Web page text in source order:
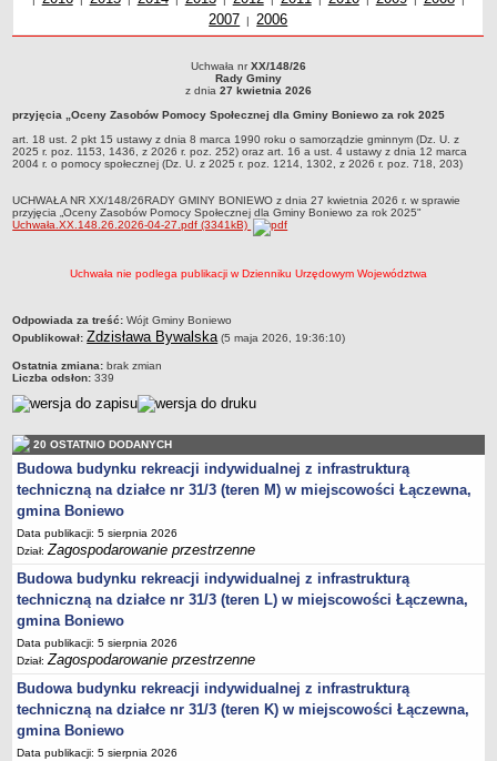
Plan ogólny Gminy Boniewo
Miejscowy Plan Zagospodarowania Przestrzennego wybranych
System Informacji Przestrzennej e-mapa
ponowne wykorzystywanie
Punkt potwierdzania profilu zaufanego
Infromacje w zakresie preferencyjnego paliwa stałego
ocena jakości wody
WŁADZE I STRUKTURA
Rada gminy
Urząd gminy
Wójt
Jednostki organizacyjne
jednostki pomocnicze /sołectwa Gminy Boniewo/
Gminne Instytucje Kultury
Nabór pracowników na stanowiska pracy
Deklaracja dostępności strony internetowej Urzędu Gminy Boniewo
RODO
REJESTRY
Rejestry i ewidencje
Rejestr działalności regulowanej
Ewidencja udzielonych i cofniętych zezwoleń na prowadzenie
2007 | Uchwały z roku
2006
Uchwała nr XX/148/26Rady Gminyz dnia 27 kwietnia 2026przyjęcia „Oceny
Zasobów Pomocy Społecznej dla Gminy Boniewo za rok 2025 art. 18 ust. 2 pkt 15
1153, 1436, z 2026 r. poz. 252) oraz art. 16 a ust. 4 ustawy z dnia 12 marca 2004 r. o
Uchwała nrXX/148/26
Rady Gminy
z dnia 27 kwietnia 2026
przyjęcia „Oceny Zasobów Pomocy Społecznej dla Gminy Boniewo za rok 2025
art. 18 ust. 2 pkt 15 ustawy z dnia 8 marca 1990 roku o samorządzie gminnym (Dz. U. z
2025 r. poz. 1153, 1436, z 2026 r. poz. 252) oraz art. 16 a ust. 4 ustawy z dnia 12 marca
2004 r. o pomocy społecznej (Dz. U. z 2025 r. poz. 1214, 1302, z 2026 r. poz. 718, 203)
UCHWAŁA NR XX/148/26RADY GMINY BONIEWO z dnia 27 kwietnia 2026 r. w sprawie
przyjęcia „Oceny Zasobów Pomocy Społecznej dla Gminy Boniewo za rok 2025"
Uchwała.XX.148.26.2026-04-27.pdf (3341kB)
Uchwała nie podlega publikacji w Dzienniku Urzędowym Województwa
metryczka
Odpowiada za treść: Wójt Gminy Boniewo
Opublikował: Zdzisława Bywalska (5 maja 2026, 19:36:10)
Ostatnia zmiana: brak zmian
Liczba odsłon: 339
20 OSTATNIO DODANYCH
Budowa budynku rekreacji indywidualnej z infrastrukturą
techniczną na działce nr 31/3 (teren M) w miejscowości Łączewna,
gmina Boniewo
Data publikacji: 5 sierpnia 2026
Dział:Zagospodarowanie przestrzenne
Budowa budynku rekreacji indywidualnej z infrastrukturą
techniczną na działce nr 31/3 (teren L) w miejscowości Łączewna,
gmina Boniewo
Data publikacji: 5 sierpnia 2026
Dział:Zagospodarowanie przestrzenne
Budowa budynku rekreacji indywidualnej z infrastrukturą
techniczną na działce nr 31/3 (teren K) w miejscowości Łączewna,
gmina Boniewo
Data publikacji: 5 sierpnia 2026